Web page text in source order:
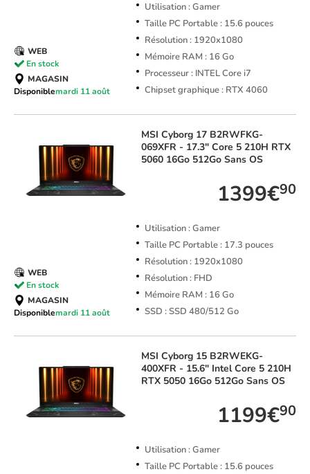
Utilisation : Gamer
Taille PC Portable : 15.6 pouces
Résolution : 1920x1080
Mémoire RAM : 16 Go
Processeur : INTEL Core i7
Chipset graphique : RTX 4060
WEB
En stock
MAGASIN
Disponiblemardi 11 août
MSI Cyborg 17 B2RWFKG-
069XFR - 17.3" Core 5 210H RTX
5060 16Go 512Go Sans OS
1399€90
Utilisation : Gamer
Taille PC Portable : 17.3 pouces
Résolution : 1920x1080
Résolution : FHD
Mémoire RAM : 16 Go
SSD : SSD 480/512 Go
WEB
En stock
MAGASIN
Disponiblemardi 11 août
MSI Cyborg 15 B2RWEKG-
400XFR - 15.6" Intel Core 5 210H
RTX 5050 16Go 512Go Sans OS
1199€90
Utilisation : Gamer
Taille PC Portable : 15.6 pouces